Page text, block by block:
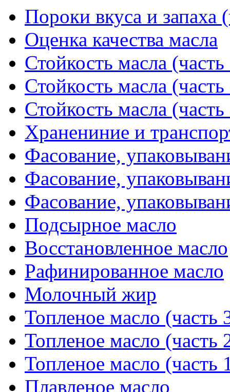
Пороки вкуса и запаха
Оценка качества масла
Стойкость масла
Стойкость масла
Стойкость масла
Хранениние и
Фасование,
Фасование,
Фасование,
Подсырное масло
Восстановленное масло
Рафинированное масло
Молочный жир
Топленое масло (часть
Топленое масло (часть
Топленое масло (часть
Плавленое масло